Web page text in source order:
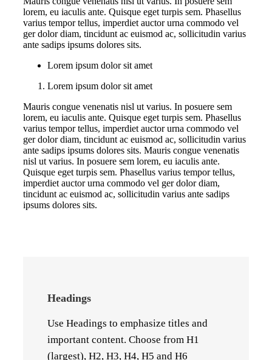
lorem, eu iaculis ante. Quisque eget turpis sem. Phasellus
varius tempor tellus, imperdiet auctor urna commodo vel
ger dolor diam, tincidunt ac euismod ac, sollicitudin varius
ante sadips ipsums dolores sits.
Lorem ipsum dolor sit amet
Lorem ipsum dolor sit amet
Mauris congue venenatis nisl ut varius. In posuere sem
lorem, eu iaculis ante. Quisque eget turpis sem. Phasellus
varius tempor tellus, imperdiet auctor urna commodo vel
ger dolor diam, tincidunt ac euismod ac, sollicitudin varius
ante sadips ipsums dolores sits. Mauris congue venenatis
nisl ut varius. In posuere sem lorem, eu iaculis ante.
Quisque eget turpis sem. Phasellus varius tempor tellus,
imperdiet auctor urna commodo vel ger dolor diam,
tincidunt ac euismod ac, sollicitudin varius ante sadips
ipsums dolores sits.
Headings
Use Headings to emphasize titles and
important content. Choose from H1
(largest), H2, H3, H4, H5 and H6